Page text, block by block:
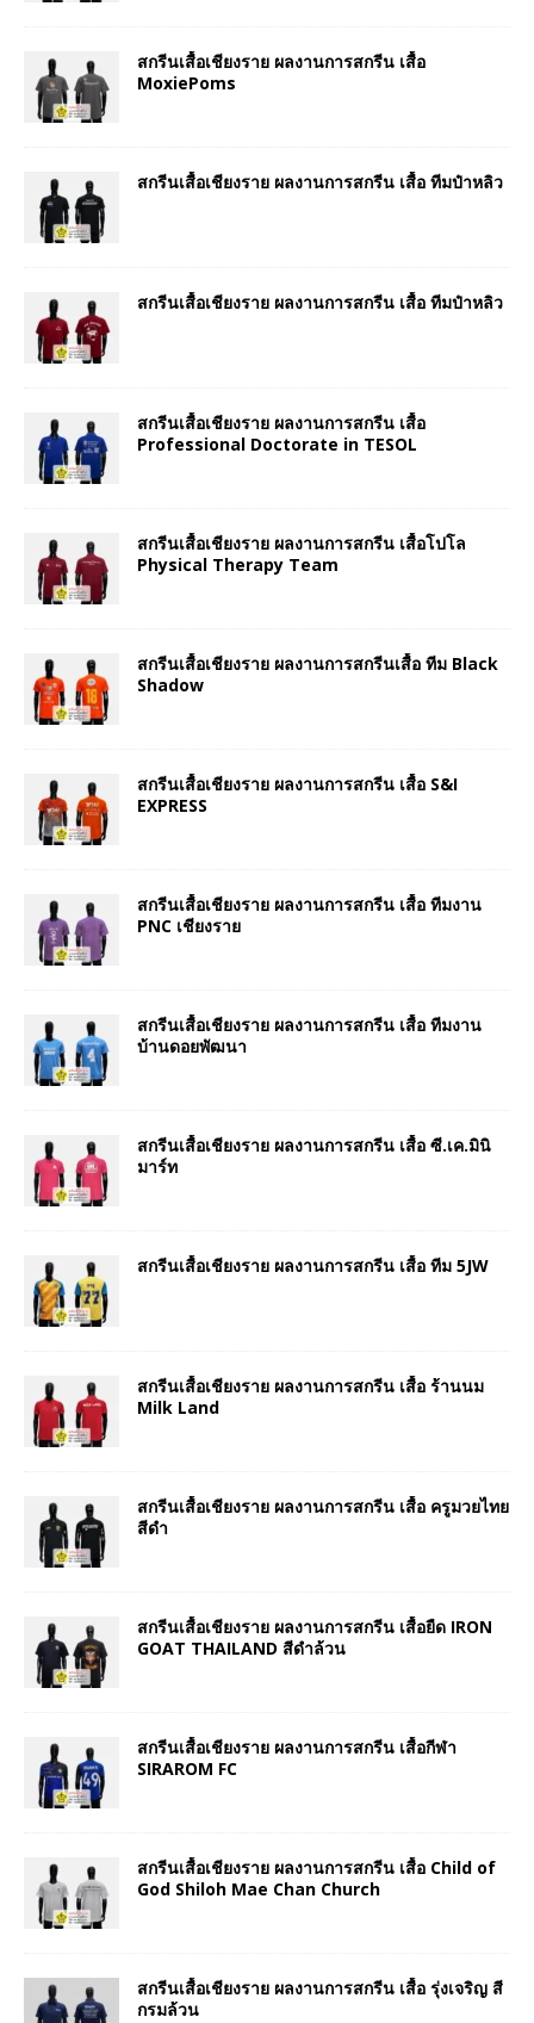
สกรีนเสื้อเชียงราย ผลงานการสกรีน เสื้อ
MoxiePoms
สกรีนเสื้อเชียงราย ผลงานการสกรีน เสื้อ ทีมป๋าหลิว
สกรีนเสื้อเชียงราย ผลงานการสกรีน เสื้อ ทีมป๋าหลิว
สกรีนเสื้อเชียงราย ผลงานการสกรีน เสื้อ
Professional Doctorate in TESOL
สกรีนเสื้อเชียงราย ผลงานการสกรีน เสื้อโปโล
Physical Therapy Team
สกรีนเสื้อเชียงราย ผลงานการสกรีนเสื้อ ทีม Black
Shadow
สกรีนเสื้อเชียงราย ผลงานการสกรีน เสื้อ S&I
EXPRESS
สกรีนเสื้อเชียงราย ผลงานการสกรีน เสื้อ ทีมงาน
PNC เชียงราย
สกรีนเสื้อเชียงราย ผลงานการสกรีน เสื้อ ทีมงาน
บ้านดอยพัฒนา
สกรีนเสื้อเชียงราย ผลงานการสกรีน เสื้อ ซี.เค.มินิ
มาร์ท
สกรีนเสื้อเชียงราย ผลงานการสกรีน เสื้อ ทีม 5JW
สกรีนเสื้อเชียงราย ผลงานการสกรีน เสื้อ ร้านนม
Milk Land
สกรีนเสื้อเชียงราย ผลงานการสกรีน เสื้อ ครูมวยไทย
สีดำ
สกรีนเสื้อเชียงราย ผลงานการสกรีน เสื้อยืด IRON
GOAT THAILAND สีดำล้วน
สกรีนเสื้อเชียงราย ผลงานการสกรีน เสื้อกีฬา
SIRAROM FC
สกรีนเสื้อเชียงราย ผลงานการสกรีน เสื้อ Child of
God Shiloh Mae Chan Church
สกรีนเสื้อเชียงราย ผลงานการสกรีน เสื้อ รุ่งเจริญ สี
กรมล้วน